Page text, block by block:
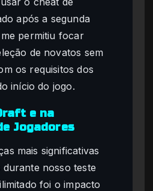
após a segunda
permitiu focar
de novatos sem
os requisitos dos
início do jogo.
e na
Jogadores
mais significativas
nosso teste
foi o impacto